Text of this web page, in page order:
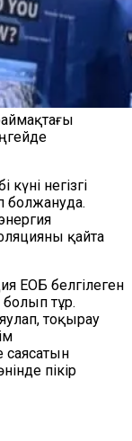
негізгі
болжануда.
қайта
ЕОБ белгілеген
тұр.
тоқырау
пікір